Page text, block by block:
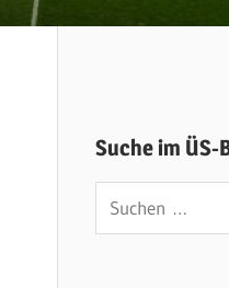
Suche im ÜS-
Suchen
nach: